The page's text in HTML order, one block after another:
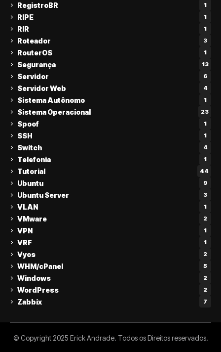
RegistroBR 1
RIPE 1
RIR 1
Roteador 3
RouterOS 1
Segurança 13
Servidor 6
Servidor Web 4
Sistema Autônomo 1
Sistema Operacional 23
Spoof 1
SSH 1
Switch 4
Telefonia 1
Tutorial 44
Ubuntu 9
Ubuntu Server 3
VLAN 1
VMware 2
VPN 1
VRF 1
Vyos 2
WHM/cPanel 5
Windows 2
WordPress 2
Zabbix 7
© Copyright 2025 Erick Andrade. Todos os Direitos reservados.